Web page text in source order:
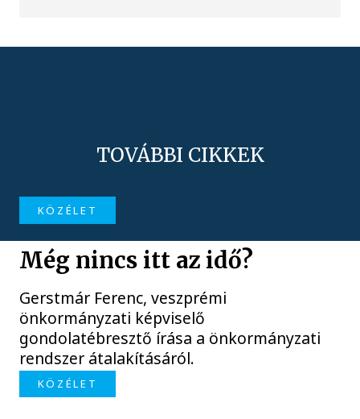
TOVÁBBI CIKKEK
KÖZÉLET
Még nincs itt az idő?
Gerstmár Ferenc, veszprémi
önkormányzati képviselő
gondolatébresztő írása a önkormányzati
rendszer átalakításáról.
KÖZÉLET